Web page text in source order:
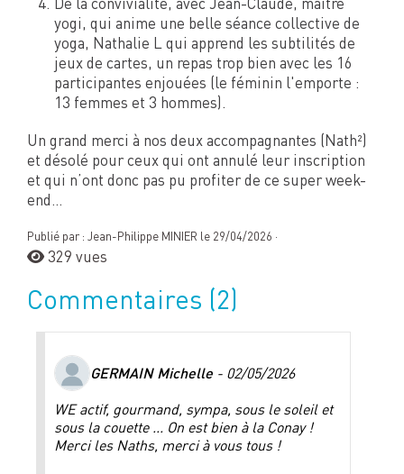
yogi, qui anime une belle séance collective de
yoga, Nathalie L qui apprend les subtilités de
jeux de cartes, un repas trop bien avec les 16
participantes enjouées (le féminin l'emporte :
13 femmes et 3 hommes).
Un grand merci à nos deux accompagnantes (Nath²)
et désolé pour ceux qui ont annulé leur inscription
et qui n’ont donc pas pu profiter de ce super week-
end…
Publié par : Jean-Philippe MINIER le 29/04/2026 ·
329 vues
Commentaires (2)
GERMAIN Michelle - 02/05/2026
WE actif, gourmand, sympa, sous le soleil et
sous la couette ... On est bien à la Conay !
Merci les Naths, merci à vous tous !